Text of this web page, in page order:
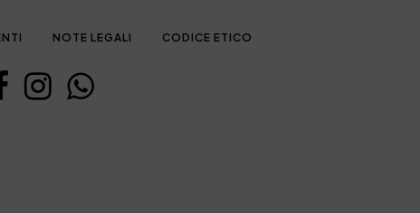
NOTE LEGALI CODICE ETICO